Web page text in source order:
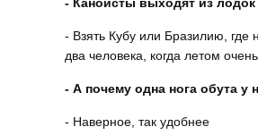
- Взять Кубу или Бразилию, где
два человека, когда летом
- А почему одна нога обута у
- Наверное, так удобнее